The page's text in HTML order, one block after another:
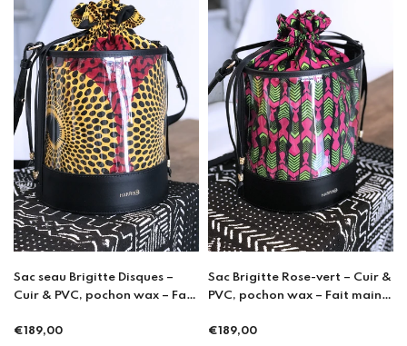
Sac Brigitte Rose-vert – Cuir &
PVC, pochon wax – Fait main à
€189,00
Cache Pot - Ecailles Bleu